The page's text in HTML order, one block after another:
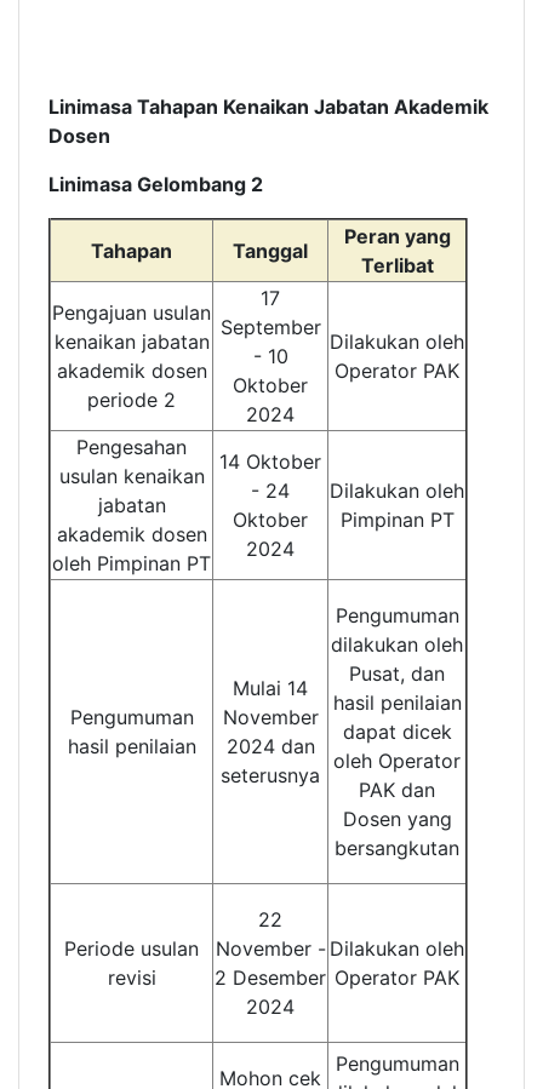
Linimasa Tahapan Kenaikan Jabatan Akademik
Dosen
Linimasa Gelombang 2
Tahapan Tanggal
Peran yang
Terlibat
Pengajuan usulan
kenaikan jabatan
akademik dosen
periode 2
17
September
- 10
Oktober
2024
Dilakukan oleh
Operator PAK
Pengesahan
usulan kenaikan
jabatan
akademik dosen
oleh Pimpinan PT
14 Oktober
- 24
Oktober
2024
Dilakukan oleh
Pimpinan PT
Pengumuman
hasil penilaian
Mulai 14
November
2024 dan
seterusnya
Pengumuman
dilakukan oleh
Pusat, dan
hasil penilaian
dapat dicek
oleh Operator
PAK dan
Dosen yang
bersangkutan
Periode usulan
revisi
22
November -
2 Desember
2024
Dilakukan oleh
Operator PAK
Mohon cek
Pengumuman